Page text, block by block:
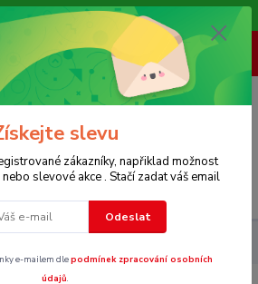
shopu,. Stále doplňujeme nové produkty.
Menu
0
slevu
zákazníky, napřiklad možnost
slevové akce . Stačí zadat váš email
Odeslat
e-mailem dlepodmínek zpracování osobních
údajů.